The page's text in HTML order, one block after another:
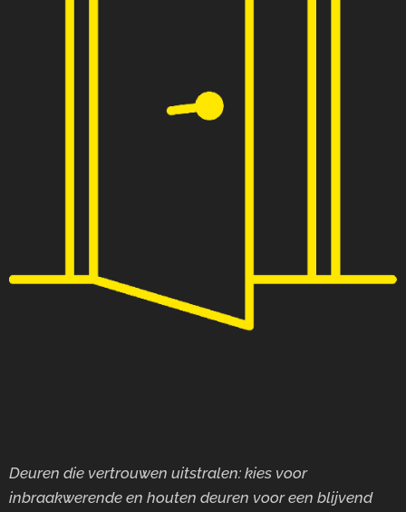
Deuren die vertrouwen uitstralen: kies voor
inbraakwerende en houten deuren vooreen blijvend